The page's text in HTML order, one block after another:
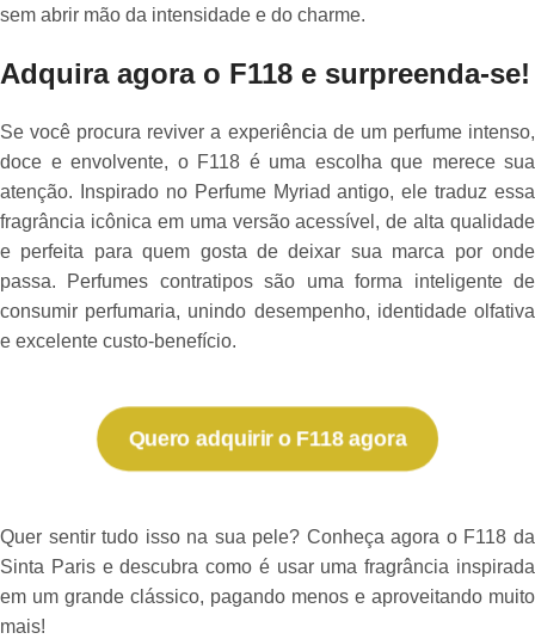
sem abrir mão da intensidade e do charme.
Adquira agora o F118 e surpreenda-se!
Se você procura reviver a experiência de um perfume intenso,
doce e envolvente, o F118 é uma escolha que merece sua
atenção. Inspirado no Perfume Myriad antigo, ele traduz essa
fragrância icônica em uma versão acessível, de alta qualidade
e perfeita para quem gosta de deixar sua marca por onde
passa. Perfumes contratipos são uma forma inteligente de
consumir perfumaria, unindo desempenho, identidade olfativa
e excelente custo-benefício.
Quero adquirir o F118 agora
Quer sentir tudo isso na sua pele? Conheça agora o F118 da
Sinta Paris e descubra como é usar uma fragrância inspirada
em um grande clássico, pagando menos e aproveitando muito
mais!